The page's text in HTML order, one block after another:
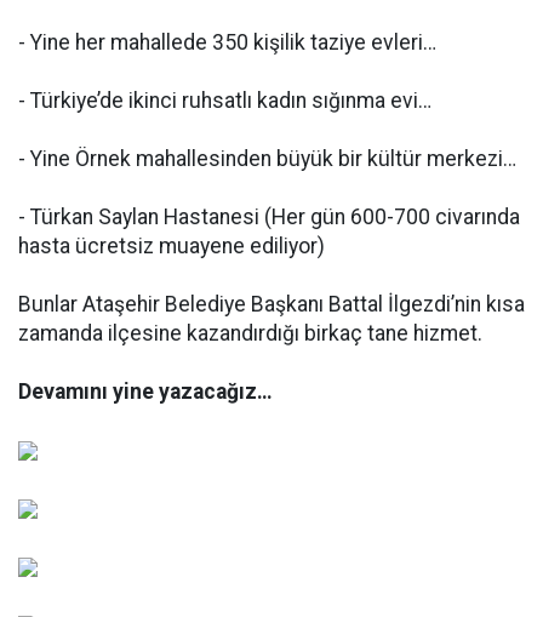
- Yine her mahallede 350 kişilik taziye evleri…
- Türkiye’de ikinci ruhsatlı kadın sığınma evi…
- Yine Örnek mahallesinden büyük bir kültür merkezi…
- Türkan Saylan Hastanesi (Her gün 600-700 civarında
hasta ücretsiz muayene ediliyor)
Bunlar Ataşehir Belediye Başkanı Battal İlgezdi’nin kısa
zamanda ilçesine kazandırdığı birkaç tane hizmet.
Devamını yine yazacağız…